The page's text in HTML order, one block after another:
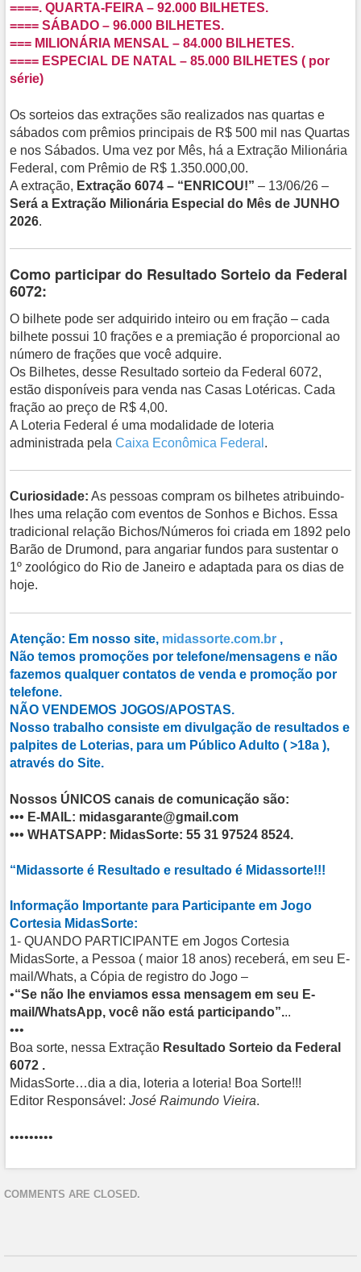
====. QUARTA-FEIRA – 92.000 BILHETES.
==== SÁBADO – 96.000 BILHETES.
=== MILIONÁRIA MENSAL – 84.000 BILHETES.
==== ESPECIAL DE NATAL – 85.000 BILHETES ( por
série)
Os sorteios das extrações são realizados nas quartas e
sábados com prêmios principais de R$ 500 mil nas Quartas
e nos Sábados. Uma vez por Mês, há a Extração Milionária
Federal, com Prêmio de R$ 1.350.000,00.
A extração, Extração 6074 – “ENRICOU!” – 13/06/26 –
Será a Extração Milionária Especial do Mês de JUNHO
2026.
Como participar do Resultado Sorteio da Federal
6072:
O bilhete pode ser adquirido inteiro ou em fração – cada
bilhete possui 10 frações e a premiação é proporcional ao
número de frações que você adquire.
Os Bilhetes, desse Resultado sorteio da Federal 6072,
estão disponíveis para venda nas Casas Lotéricas. Cada
fração ao preço de R$ 4,00.
A Loteria Federal é uma modalidade de loteria
administrada pelaCaixa Econômica Federal .
Curiosidade: As pessoas compram os bilhetes atribuindo-
lhes uma relação com eventos de Sonhos e Bichos. Essa
tradicional relação Bichos/Números foi criada em 1892 pelo
Barão de Drumond, para angariar fundos para sustentar o
1º zoológico do Rio de Janeiro e adaptada para os dias de
hoje.
Atenção: Em nosso site, midassorte.com.br ,
Não temos promoções por telefone/mensagens e não
fazemos qualquer contatos de venda e promoção por
telefone.
NÃO VENDEMOS JOGOS/APOSTAS.
Nosso trabalho consiste em divulgação de resultados e
palpites de Loterias, para um Público Adulto ( >18a ),
através do Site.
Nossos ÚNICOS canais de comunicação são:
••• E-MAIL: midasgarante@gmail.com
•••WHATSAPP: MidasSorte: 55 31 97524 8524.
“Midassorte é Resultado e resultado é Midassorte!!!
Informação Importante para Participante em Jogo
Cortesia MidasSorte:
1- QUANDO PARTICIPANTE em Jogos Cortesia
MidasSorte, a Pessoa ( maior 18 anos) receberá, em seu E-
mail/Whats, a Cópia de registro do Jogo –
•“Se não lhe enviamos essa mensagem em seu E-
mail/WhatsApp, você não está participando”...
•••
Boa sorte, nessa Extração Resultado Sorteio da Federal
6072 .
MidasSorte…dia a dia, loteria a loteria! Boa Sorte!!!
Editor Responsável:José Raimundo Vieira.
•••••••••
COMMENTS ARE CLOSED.